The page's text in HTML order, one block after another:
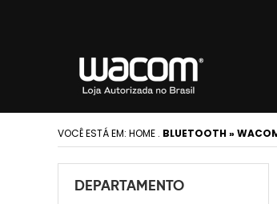
VOCÊ ESTÁ EM: HOME . BLUETOOTH »
DEPARTAMENTO